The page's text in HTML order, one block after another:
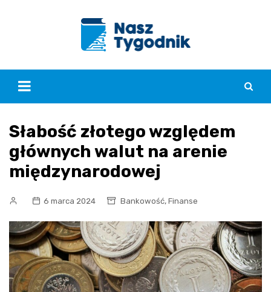
Słabość złotego względem
głównych walut na arenie
międzynarodowej
6 marca 2024 Bankowość, Finanse